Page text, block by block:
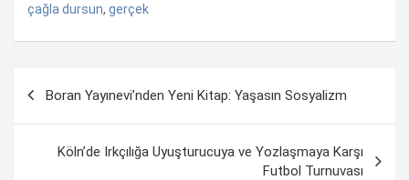
çağla dursun, gerçek
Boran Yayınevi’nden Yeni Kitap: Yaşasın Sosyalizm
Köln’de Irkçılığa Uyuşturucuya ve Yozlaşmaya Karşı
Futbol Turnuvası